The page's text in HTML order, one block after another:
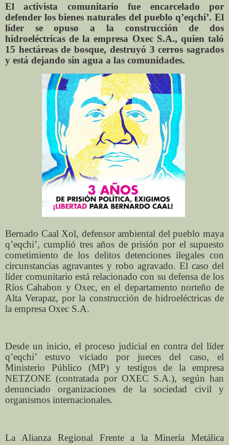
El activista comunitario fue encarcelado por
defender los bienes naturales del pueblo q’eqchi’. El
líder se opuso a la construcción de dos
hidroeléctricas de la empresa Oxec S.A., quien taló
15 hectáreas de bosque, destruyó 3 cerros sagrados
y está dejando sin agua a las comunidades.
Bernado Caal Xol, defensor ambiental del pueblo maya
q’eqchi’, cumplió tres años de prisión por el supuesto
cometimiento de los delitos detenciones ilegales con
circunstancias agravantes y robo agravado. El caso del
líder comunitario está relacionado con su defensa de los
Ríos Cahabon y Oxec, en el departamento norteño de
Alta Verapaz, por la construcción de hidroeléctricas de
la empresa Oxec S.A.
Desde un inicio, el proceso judicial en contra del líder
q’eqchi’ estuvo viciado por jueces del caso, el
Ministerio Público (MP) y testigos de la empresa
NETZONE (contratada por OXEC S.A.), según han
denunciado organizaciones de la sociedad civil y
organismos internacionales.
La Alianza Regional Frente a la Minería Metálica